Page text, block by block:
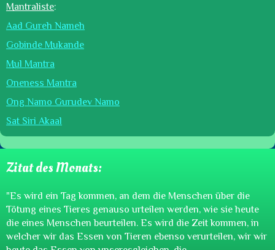
Mantraliste:
Aad Gureh Nameh
Gobinde Mukande
Mul Mantra
Oneness Mantra
Ong Namo Gurudev Namo
Sat Siri Akaal
Zitat des Monats:
"Es wird ein Tag kommen, an dem die Menschen über die
Tötung eines Tieres genauso urteilen werden, wie sie heute
die eines Menschen beurteilen. Es wird die Zeit kommen, in
welcher wir das Essen von Tieren ebenso verurteilen, wir wir